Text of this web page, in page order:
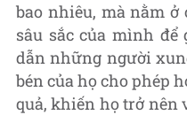
bao nhiêu, mà nằm
sâu sắc của mình
dẫn những người
bén của họ cho phép
quả, khiến họ trở nên